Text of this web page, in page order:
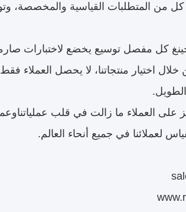
كل من المتطلبات القياسية والمخصصة،
كل مفصل توسيع يخضع لاختبارات
خلال اختيار منتجاتنا، لا يحصل
على العملاء ما زالت في قلب
لعملائنا في جميع أنحاء العالم.